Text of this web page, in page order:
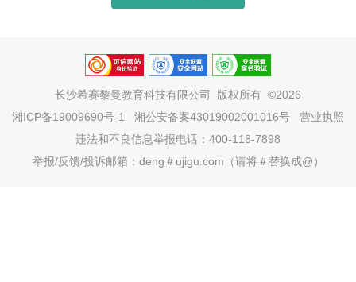
长沙希赛黎曼教育科技有限公司
版权所有 ©2026
湘ICP备19009690号-1
湘公安备案43019002001016号
营业执照
违法和不良信息举报电话：400-118-7898
举报/反馈/投诉邮箱：deng＃ujigu.com（请将＃替换成@）